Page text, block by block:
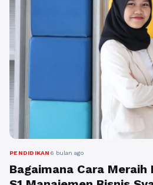
PENDIDIKAN 6 bulan ago
Bagaimana Cara